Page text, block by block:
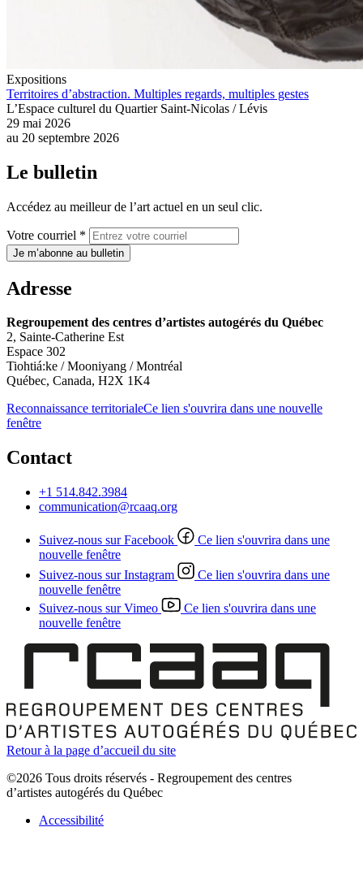
Expositions
Territoires d’abstraction. Multiples regards, multiples gestes
L’Espace culturel du Quartier Saint-Nicolas / Lévis
29 mai 2026
au 20 septembre 2026
Le bulletin
Accédez au meilleur de l’art actuel en un seul clic.
Votre courriel *
Je m’abonne au bulletin
Adresse
Regroupement des centres d’artistes autogérés du Québec
2, Sainte-Catherine Est
Espace 302
Tiohtiá:ke / Mooniyang / Montréal
Québec, Canada, H2X 1K4
Reconnaissance territorialeCe lien s'ouvrira dans une nouvelle
fenêtre
Contact
+1 514.842.3984
communication@rcaaq.org
Suivez-nous sur Facebook
Ce lien s'ouvrira dans une
nouvelle fenêtre
Suivez-nous sur Instagram
Ce lien s'ouvrira dans une
nouvelle fenêtre
Suivez-nous sur Vimeo
Ce lien s'ouvrira dans une
nouvelle fenêtre
Retour à la page d’accueil du site
©2026 Tous droits réservés - Regroupement des centres
d’artistes autogérés du Québec
Accessibilité